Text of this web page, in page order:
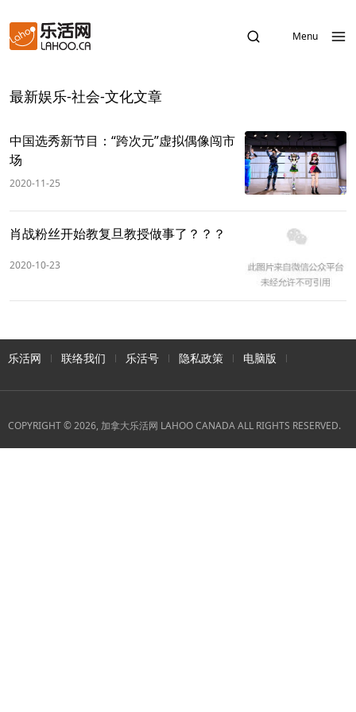
Menu
最新娱乐-社会-文化文章
中国选秀新节目：“跨次元”虚拟偶像闯市
场
2020-11-25
肖战粉丝开始教复旦教授做事了？？？
2020-10-23
乐活网 联络我们 乐活号 隐私政策 电脑版
COPYRIGHT © 2026, 加拿大乐活网 LAHOO CANADA ALL RIGHTS RESERVED.